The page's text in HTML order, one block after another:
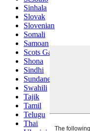
Sinhala
Slovak
Slovenian
Somali
Samoan
Scots Gaelic
Shona
Sindhi
Sundanese
Swahili
Tajik
Tamil
Telugu
Thai